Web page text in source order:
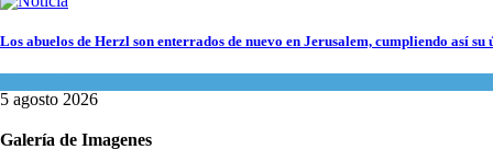
Los abuelos de Herzl son enterrados de nuevo en Jerusalem, cumpliendo así su
5 agosto 2026
Galería de Imagenes